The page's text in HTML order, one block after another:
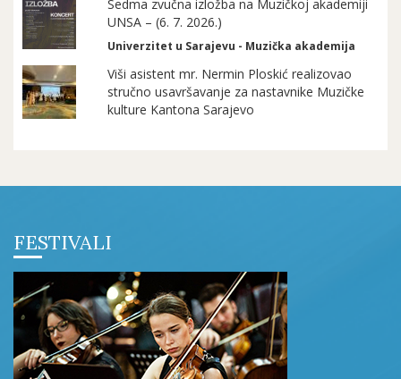
Sedma zvučna izložba na Muzičkoj akademiji
UNSA – (6. 7. 2026.)
Univerzitet u Sarajevu - Muzička akademija
Viši asistent mr. Nermin Ploskić realizovao
stručno usavršavanje za nastavnike Muzičke
kulture Kantona Sarajevo
FESTIVALI